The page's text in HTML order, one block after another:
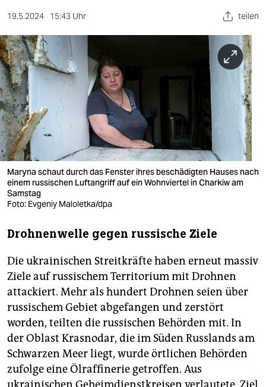
sport
berlin
nord
wahrheit
verlag
verlag
veranstaltungen
shop
unterstützen
abo
genossenschaft
epaper login
19.5.2024 15:43 Uhr teilen
Maryna schaut durch das Fenster ihres beschädigten Hauses nach
einem russischen Luftangriff auf ein Wohnviertel in Charkiw am
Samstag
Foto: Evgeniy Maloletka/dpa
Drohnenwelle gegen russische Ziele
Die ukrainischen Streitkräfte haben erneut massiv
Ziele auf russischem Territorium mit Drohnen
attackiert. Mehr als hundert Drohnen seien über
russischem Gebiet abgefangen und zerstört
worden, teilten die russischen Behörden mit. In
der Oblast Krasnodar, die im Süden Russlands am
Schwarzen Meer liegt, wurde örtlichen Behörden
zufolge eine Ölraffinerie getroffen. Aus